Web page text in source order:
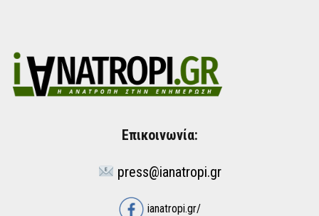
Επικοινωνία:
press@ianatropi.gr
ianatropi.gr/